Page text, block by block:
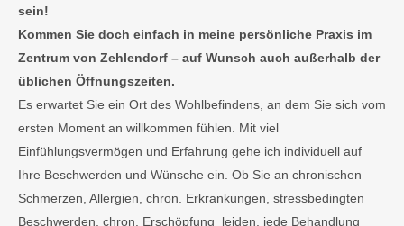
sein!
Kommen Sie doch einfach in meine persönliche Praxis im
Zentrum von Zehlendorf – auf Wunsch auch außerhalb der
üblichen Öffnungszeiten.
Es erwartet Sie ein Ort des Wohlbefindens, an dem Sie sich vom
ersten Moment an willkommen fühlen. Mit viel
Einfühlungsvermögen und Erfahrung gehe ich individuell auf
Ihre Beschwerden und Wünsche ein. Ob Sie an chronischen
Schmerzen, Allergien, chron. Erkrankungen, stressbedingten
Beschwerden, chron. Erschöpfung leiden, jede Behandlung